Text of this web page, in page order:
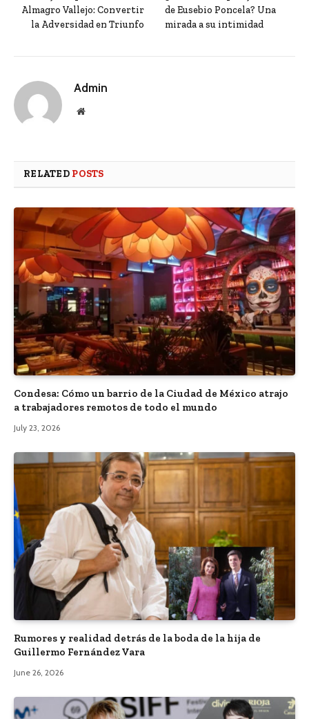
Almagro Vallejo: Convertir
la Adversidad en Triunfo
de Eusebio Poncela? Una
mirada a su intimidad
Admin
Website
RELATED POSTS
Condesa: Cómo un barrio de la Ciudad de México atrajo
a trabajadores remotos de todo el mundo
July 23, 2026
Rumores y realidad detrás de la boda de la hija de
Guillermo Fernández Vara
June 26, 2026